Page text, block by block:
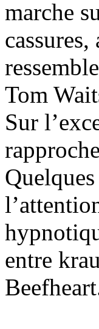
marche
Tom
Sur
entre